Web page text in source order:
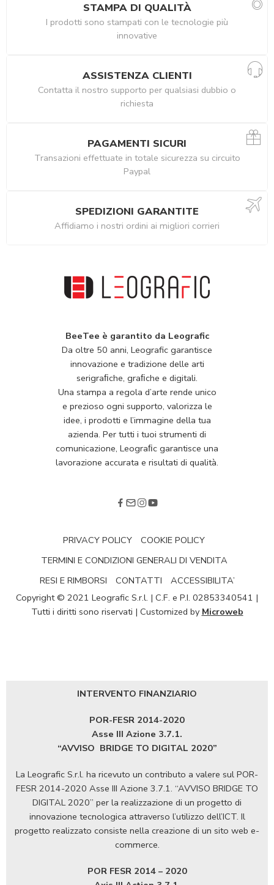
STAMPA DI QUALITÀ
I prodotti sono stampati con le tecnologie più
innovative
ASSISTENZA CLIENTI
Contatta il nostro supporto per qualsiasi dubbio o
richiesta
PAGAMENTI SICURI
Transazioni effettuate in totale sicurezza su circuito
Paypal
SPEDIZIONI GARANTITE
Affidiamo i nostri ordini ai migliori corrieri
BeeTee è garantito da Leografic
Da oltre 50 anni, Leografic garantisce
innovazione e tradizione delle arti
serigraﬁche, graﬁche e digitali.
Una stampa a regola d’arte rende unico
e prezioso ogni supporto, valorizza le
idee, i prodotti e l’immagine della tua
azienda. Per tutti i tuoi strumenti di
comunicazione, Leograﬁc garantisce una
lavorazione accurata e risultati di qualità.
PRIVACY POLICY
COOKIE POLICY
TERMINI E CONDIZIONI GENERALI DI VENDITA
RESI E RIMBORSI
CONTATTI
ACCESSIBILITA’
Copyright © 2021 Leografic S.r.l. | C.F. e P.I. 02853340541 |
Tutti i diritti sono riservati | Customized by Microweb
INTERVENTO FINANZIARIO
POR-FESR 2014-2020
Asse III Azione 3.7.1.
“AVVISO BRIDGE TO DIGITAL 2020”
La Leografic S.r.l. ha ricevuto un contributo a valere sul POR-
FESR 2014-2020 Asse III Azione 3.7.1. “AVVISO BRIDGE TO
DIGITAL 2020” per la realizzazione di un progetto di
innovazione tecnologica attraverso l’utilizzo dell’ICT. Il
progetto realizzato consiste nella creazione di un sito web e-
commerce.
POR FESR 2014 – 2020